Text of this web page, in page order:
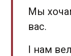
Мы
вас.
І нам